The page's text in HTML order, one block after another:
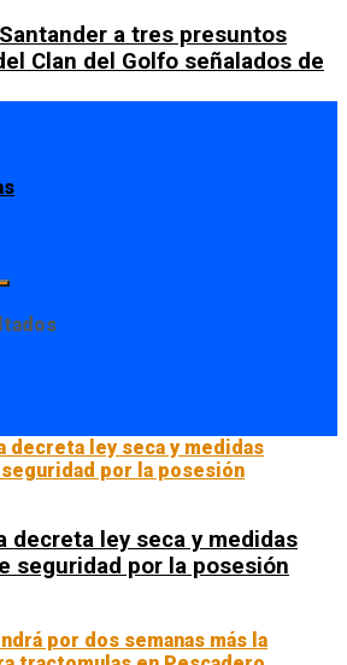
a tres presuntos
Clan del Golfo señalados de
decreta ley seca y medidas
seguridad por la posesión